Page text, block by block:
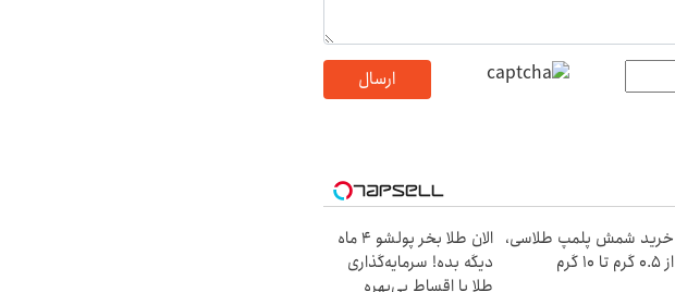
ارسال
خرید شمش پلمپ طلاسی،
از ۰.۵ گرم تا ۱۰ گرم
الان طلا بخر پولشو 4 ماه
دیگه بده! سرمایه‌گذاری
طلا با اقساط بی‌بهره